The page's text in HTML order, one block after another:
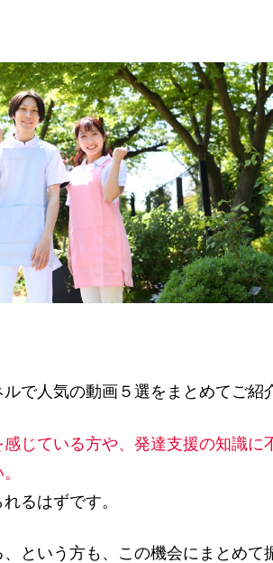
で人気の動画５選をまとめてご紹
じている方や、発達支援の知識に
るはずです。
という方も、この機会にまとめて